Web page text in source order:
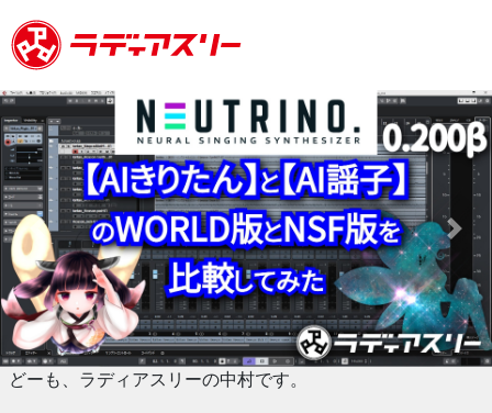
Previous Next
どーも、ラディアスリーの中村です。